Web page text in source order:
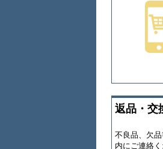
返品・交
不良品、欠
内にご連絡